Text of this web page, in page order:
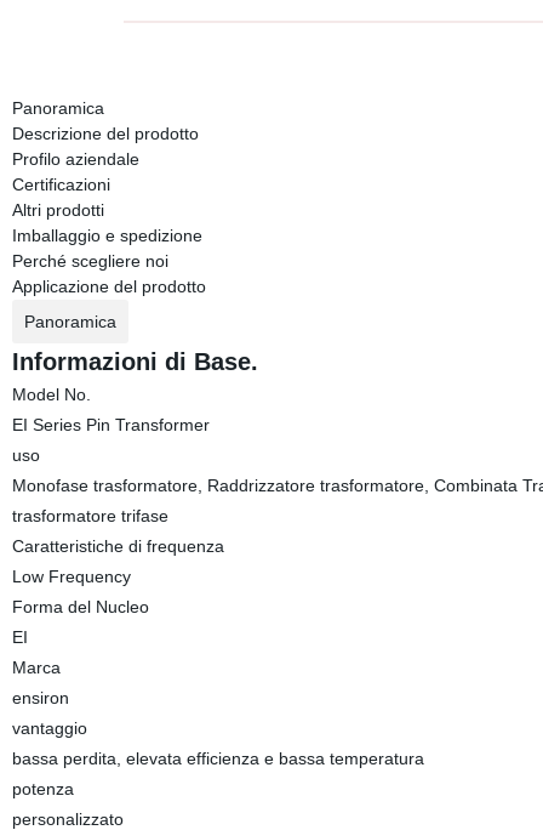
Panoramica
Descrizione del prodotto
Profilo aziendale
Certificazioni
Altri prodotti
Imballaggio e spedizione
Perché scegliere noi
Applicazione del prodotto
Panoramica
Informazioni di Base.
Model No.
EI Series Pin Transformer
uso
Monofase trasformatore, Raddrizzatore trasformatore, Combinata
trasformatore trifase
Caratteristiche di frequenza
Low Frequency
Forma del Nucleo
EI
Marca
ensiron
vantaggio
bassa perdita, elevata efficienza e bassa temperatura
potenza
personalizzato